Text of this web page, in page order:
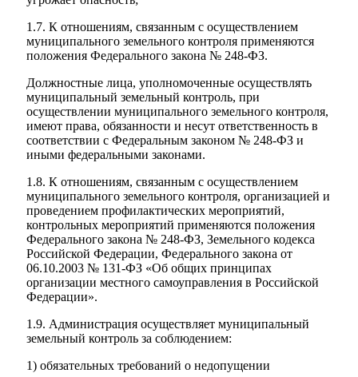
1.7. К отношениям, связанным с осуществлением
муниципального земельного контроля применяются
положения Федерального закона № 248-ФЗ.
Должностные лица, уполномоченные осуществлять
муниципальный земельный контроль, при
осуществлении муниципального земельного контроля,
имеют права, обязанности и несут ответственность в
соответствии с Федеральным законом № 248-ФЗ и
иными федеральными законами.
1.8. К отношениям, связанным с осуществлением
муниципального земельного контроля, организацией и
проведением профилактических мероприятий,
контрольных мероприятий применяются положения
Федерального закона № 248-ФЗ, Земельного кодекса
Российской Федерации, Федерального закона от
06.10.2003 № 131-ФЗ «Об общих принципах
организации местного самоуправления в Российской
Федерации».
1.9. Администрация осуществляет муниципальный
земельный контроль за соблюдением:
1) обязательных требований о недопущении